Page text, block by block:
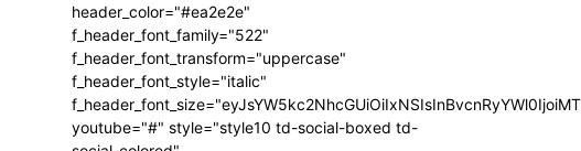
header_color="#ea2e2e"
f_header_font_family="522"
f_header_font_transform="uppercase"
f_header_font_style="italic"
youtube="#" style="style10 td-social-boxed td-